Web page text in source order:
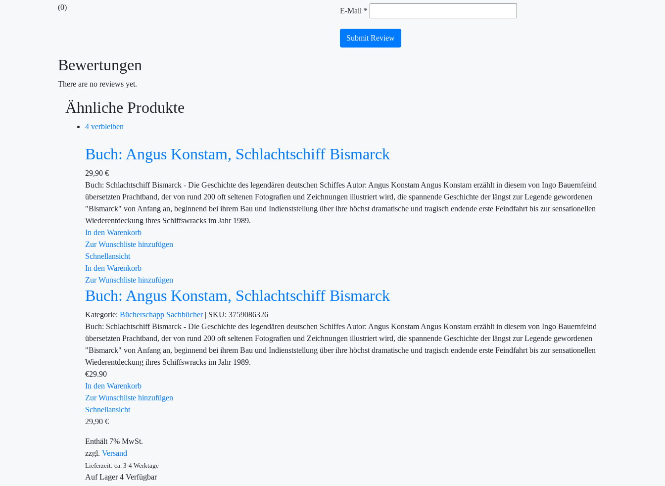
(0)
E-Mail *
Submit Review
Bewertungen
There are no reviews yet.
Ähnliche Produkte
4 verbleiben
Buch: Angus Konstam, Schlachtschiff Bismarck
29,90 €
Buch: Schlachtschiff Bismarck - Die Geschichte des legendären deutschen Schiffes Autor: Angus Konstam Angus Konstam erzählt in diesem von Ingo Bauernfeind
übersetzten Prachtband, der von rund 200 oft seltenen Fotografien und Zeichnungen illustriert wird, die spannende Geschichte der längst zur Legende gewordenen
"Bismarck" von Anfang an, beginnend bei ihrem Bau und Indienststellung über ihre höchst dramatische und tragisch endende erste Feindfahrt bis zur sensationellen
Wiederentdeckung ihres Schiffswracks im Jahr 1989.
In den Warenkorb
Zur Wunschliste hinzufügen
Schnellansicht
In den Warenkorb
Zur Wunschliste hinzufügen
Buch: Angus Konstam, Schlachtschiff Bismarck
Kategorie: Bücherschapp Sachbücher | SKU: 3759086326
Buch: Schlachtschiff Bismarck - Die Geschichte des legendären deutschen Schiffes Autor: Angus Konstam Angus Konstam erzählt in diesem von Ingo Bauernfeind
übersetzten Prachtband, der von rund 200 oft seltenen Fotografien und Zeichnungen illustriert wird, die spannende Geschichte der längst zur Legende gewordenen
"Bismarck" von Anfang an, beginnend bei ihrem Bau und Indienststellung über ihre höchst dramatische und tragisch endende erste Feindfahrt bis zur sensationellen
Wiederentdeckung ihres Schiffswracks im Jahr 1989.
€29.90
In den Warenkorb
Zur Wunschliste hinzufügen
Schnellansicht
29,90 €
Enthält 7% MwSt.
zzgl. Versand
Lieferzeit: ca. 3-4 Werktage
Auf Lager4 Verfügbar